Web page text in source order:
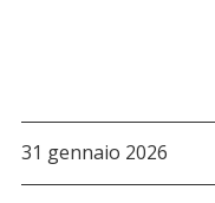
31 gennaio 2026